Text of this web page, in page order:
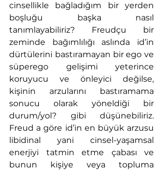
cinsellikle bağladığım bir yerden
boşluğu başka nasıl
tanımlayabiliriz? Freudçu bir
zeminde bağımlılığı aslında id’in
dürtülerini bastıramayan bir ego ve
süperego gelişimi yeterince
koruyucu ve önleyici değilse,
kişinin arzularını bastıramama
sonucu olarak yöneldiği bir
durum/yol? gibi düşünebiliriz.
Freud a göre id’in en büyük arzusu
libidinal yani cinsel-yaşamsal
enerjiyi tatmin etme çabası ve
bunun kişiye veya topluma